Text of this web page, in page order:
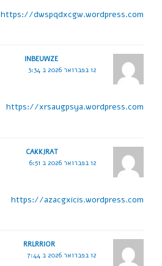
https://dwspqdxcgw.wordpress.com
INBEUWZE
12 בפברואר 2026 ב 3:34
https://xrsaugpsya.wordpress.com
CAKKJRAT
12 בפברואר 2026 ב 6:51
https://azacgxicis.wordpress.com
RRLRRIOR
12 בפברואר 2026 ב 7:44